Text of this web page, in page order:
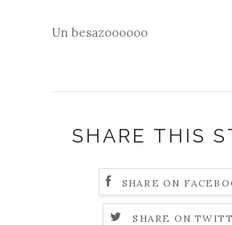
Un besazoooooo
SHARE THIS
SHARE ON
SHARE ON